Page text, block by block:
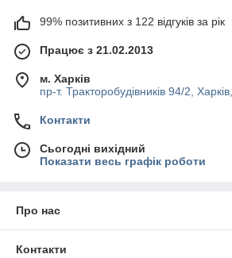
99% позитивних з 122 відгуків за рік
Працює з 21.02.2013
м. Харків
пр-т. Тракторобудівників 94/2,
Контакти
Сьогодні вихідний
Показати весь графік роботи
Про нас
Контакти